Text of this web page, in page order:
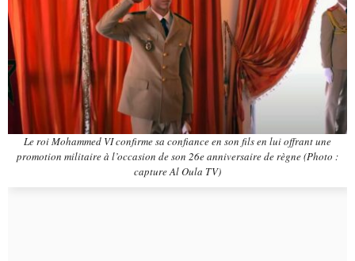
Le roi Mohammed VI confirme sa confiance en son fils en lui offrant une
promotion militaire à l’occasion de son 26e anniversaire de règne (Photo :
capture Al Oula TV)